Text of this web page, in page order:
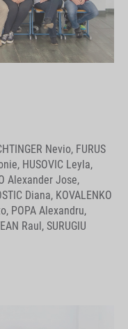
Nevio, FURUS
HUSOVIC Leyla,
Alexander Jose,
Diana, KOVALENKO
POPA Alexandru,
Raul, SURUGIU